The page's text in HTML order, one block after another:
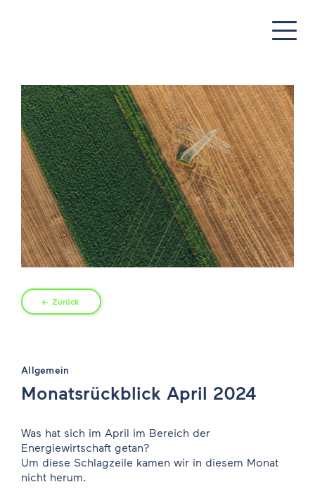
Zurück
Allgemein
Monatsrückblick April 2024
Was hat sich im April im Bereich der
Energiewirtschaft getan?
Um diese Schlagzeile kamen wir in diesem Monat
nicht herum.